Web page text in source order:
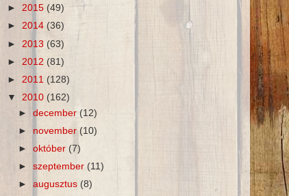
► 2015 (49)
► 2014 (36)
► 2013 (63)
► 2012 (81)
► 2011 (128)
▼ 2010 (162)
►december(12)
► november (10)
►október (7)
►szeptember(11)
►augusztus (8)